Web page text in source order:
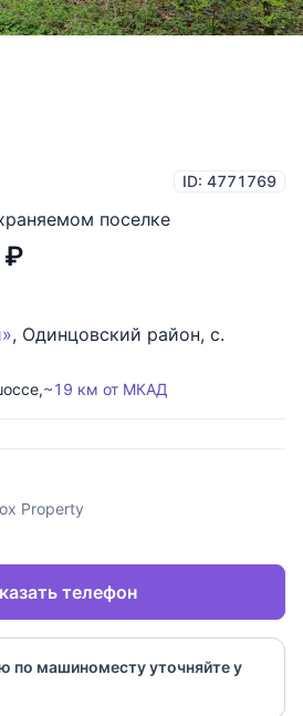
ID: 4771769
поселке
₽
, Одинцовский район, с.
~19 км от МКАД
Property
телефон
по машиноместу уточняйте у